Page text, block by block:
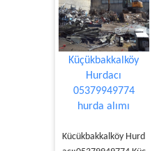
Küçükbakkalköy
Hurdacı
05379949774
hurda alımı
Kücükbakkalköy Hurd